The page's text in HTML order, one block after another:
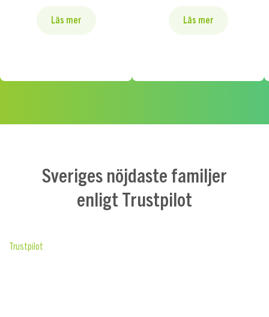
Läs mer Läs mer
Sveriges nöjdaste familjer
enligt Trustpilot
Trustpilot